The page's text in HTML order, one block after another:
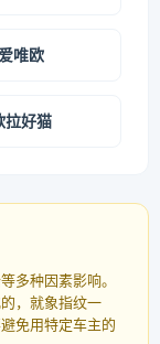
爱唯欧
拉好猫
多种因素影响。
，就象指纹一
免用特定车主的